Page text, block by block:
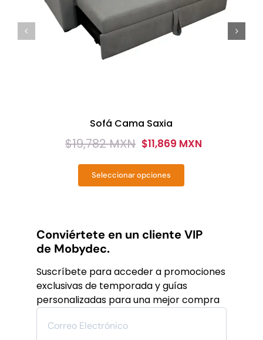
Sofá Cama Saxia
$19,782 MXN
Original
price
$11,869 MXN
Current
price
Seleccionar opciones
Este
variantes.
Las
se
pueden
elegir
en
Conviértete en un cliente VIP
de Mobydec.
Suscríbete para acceder a promociones
exclusivas de temporada y guías
personalizadas para una mejor compra